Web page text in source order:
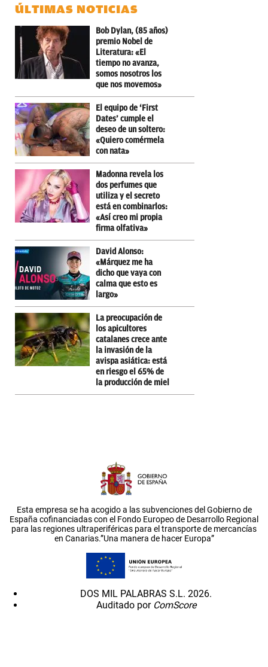
ÚLTIMAS NOTICIAS
Bob Dylan, (85 años)
premio Nobel de
Literatura: «El
tiempo no avanza,
somos nosotros los
que nos movemos»
El equipo de ‘First
Dates’ cumple el
deseo de un soltero:
«Quiero comérmela
con nata»
Madonna revela los
dos perfumes que
utiliza y el secreto
está en combinarlos:
«Así creo mi propia
firma olfativa»
David Alonso:
«Márquez me ha
dicho que vaya con
calma que esto es
largo»
La preocupación de
los apicultores
catalanes crece ante
la invasión de la
avispa asiática: está
en riesgo el 65% de
la producción de miel
Esta empresa se ha acogido a las subvenciones del Gobierno de
España cofinanciadas con el Fondo Europeo de Desarrollo Regional
para las regiones ultraperiféricas para el transporte de mercancías
en Canarias.”Una manera de hacer Europa”
DOS MIL PALABRAS S.L. 2026.
Auditado por ComScore